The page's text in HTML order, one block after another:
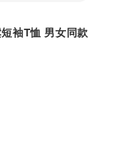
袖T恤 男女同款